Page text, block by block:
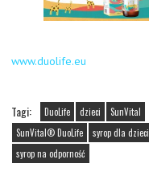
www.duolife.eu
Tagi: DuoLife dzieci
SunVital
SunVital® DuoLife
syrop dla dzieci
syrop na odporność